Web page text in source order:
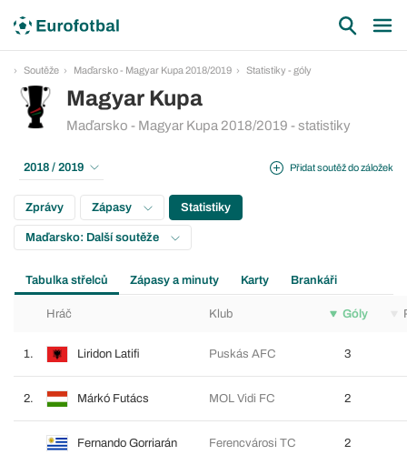
Soutěže Maďarsko - Magyar Kupa 2018/2019 Statistiky - góly
Magyar Kupa
Maďarsko - Magyar Kupa 2018/2019 - statistiky
Přidat soutěž do záložek
2018 / 2019
Zprávy Zápasy Statistiky
Maďarsko: Další soutěže
Tabulka střelců Zápasy a minuty Karty Brankáři
Hráč Klub Góly
1. Liridon Latifi Puskás AFC 3
2. Márkó Futács MOL Vidi FC 2
Fernando Gorriarán Ferencvárosi TC 2